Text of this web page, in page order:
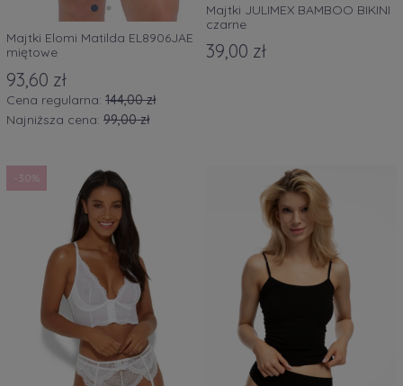
Majtki Elomi Matilda EL8906JAE
miętowe
93,60 zł
Cena regularna: 144,00 zł
Najniższa cena: 99,00 zł
Majtki JULIMEX BAMBOO BIKINI
czarne
39,00 zł
-30%